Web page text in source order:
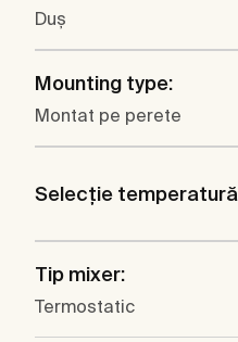
Duş
Mounting type:
Montat pe perete
Selecţie temperatură
Tip mixer:
Termostatic